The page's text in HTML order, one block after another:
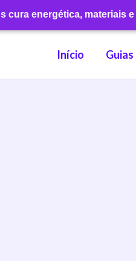
cura energética, materiais
Início